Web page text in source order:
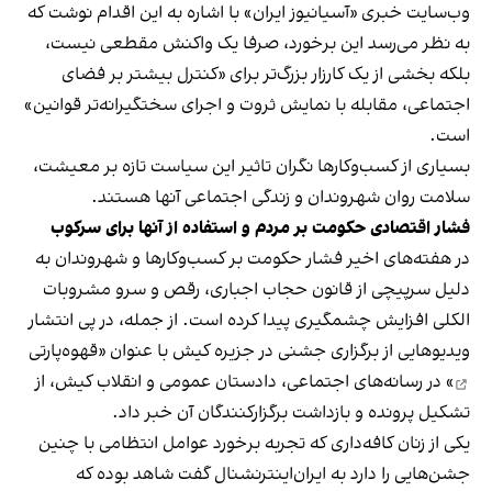
وب‌سایت خبری «آسیانیوز ایران» با اشاره به این اقدام نوشت که
به نظر می‌رسد این برخورد، صرفا یک واکنش مقطعی نیست،
بلکه بخشی از یک کارزار بزرگ‌تر برای «کنترل بیشتر بر فضای
اجتماعی، مقابله با نمایش ثروت و اجرای سختگیرانه‌تر قوانین»
است.
بسیاری از کسب‌وکارها نگران تاثیر این سیاست‌ تازه بر معیشت،
سلامت روان شهروندان و زندگی اجتماعی آنها هستند.
فشار اقتصادی حکومت بر مردم و استفاده از آنها برای سرکوب
در هفته‌های اخیر فشار حکومت بر کسب‌وکارها و شهروندان به
دلیل سرپیچی از قانون حجاب اجباری، رقص و سرو مشروبات
الکلی افزایش چشمگیری پیدا کرده است. از جمله، در پی انتشار
ویدیوهایی از برگزاری جشنی در جزیره کیش با عنوان «قهوه‌پارتی
» در رسانه‌های اجتماعی، دادستان عمومی و انقلاب کیش، از
تشکیل پرونده و بازداشت برگزارکنندگان آن خبر داد.
یکی از زنان کافه‌داری که تجربه برخورد عوامل انتظامی با چنین
جشن‌هایی را دارد به ایران‌اینترنشنال گفت شاهد بوده که